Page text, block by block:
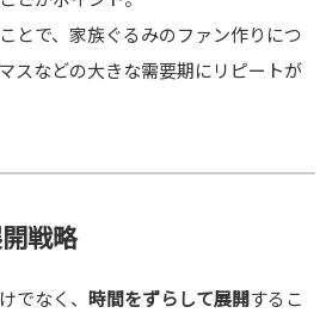
とで、家族ぐるみのファン作りにつ
スなどの大きな需要期にリピートが
戦略
でなく、 時間をずらして展開するこ